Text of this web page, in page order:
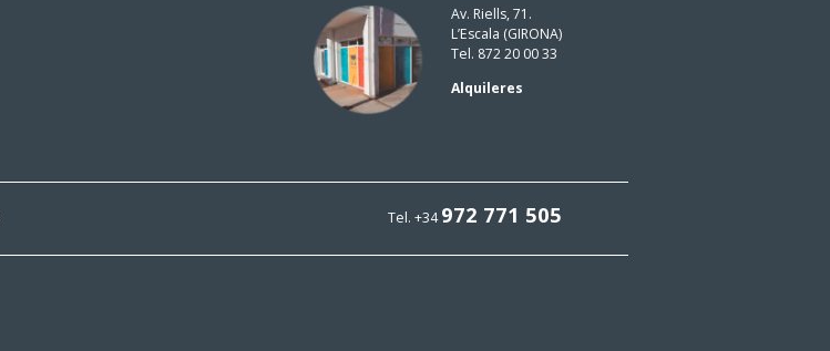
Av. Riells, 71.
L’Escala (GIRONA)
Tel. 872 20 00 33
Alquileres
Tel. +34972 771 505